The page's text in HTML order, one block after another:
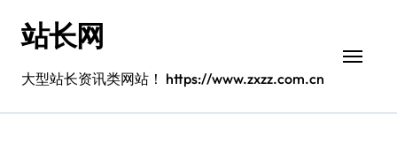
站长网
大型站长资讯类网站！ https://www.zxzz.com.cn